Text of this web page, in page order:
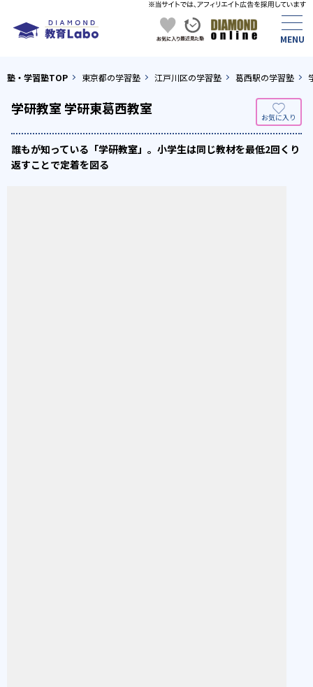
塾・学習塾TOP 東京都の学習塾 江戸川区の学習塾 葛西駅の学習塾
学研教室 学研東葛西教室
誰もが知っている「学研教室」。小学生は同じ教材を最低2回くり
返すことで定着を図る